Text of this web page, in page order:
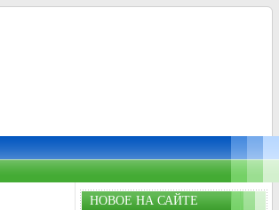
НОВОЕ НА САЙТЕ